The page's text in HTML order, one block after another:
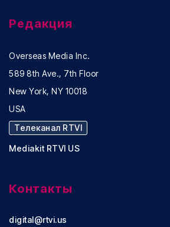
Редакция
Overseas Media Inc.
589 8th Ave., 7th Floor
New York, NY 10018
USA
Телеканал RTVI
Mediakit RTVI US
Контакты
digital@rtvi.us